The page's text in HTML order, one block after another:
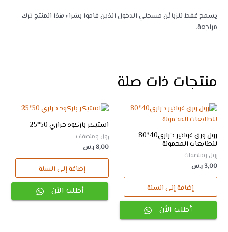
يسمح فقط للزبائن مسجلي الدخول الذين قاموا بشراء هذا المنتج ترك
مراجعة.
منتجات ذات صلة
رول ورق فواتير حراري40*80
للطابعات المحمولة
رول وملصقات
3,00ر.س
إضافة إلى السلة
أطلب الأن
استيكر باركود حراري 50*25
رول وملصقات
8,00ر.س
إضافة إلى السلة
أطلب الأن